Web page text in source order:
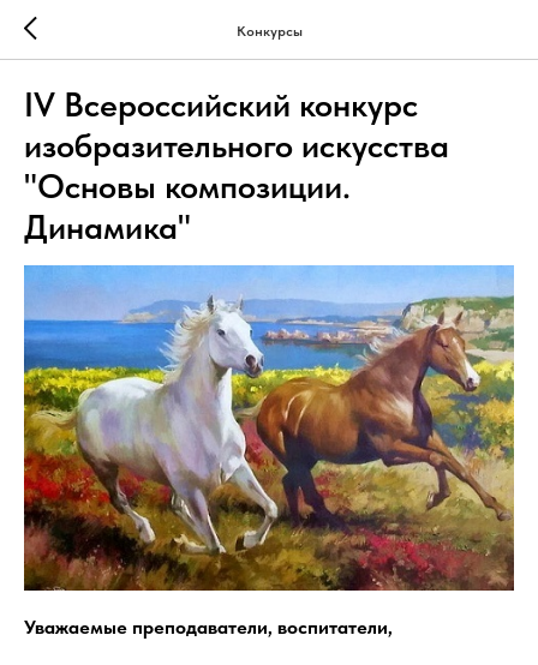
Конкурсы
IV Всероссийский конкурс
изобразительного искусства
"Основы композиции.
Динамика"
Уважаемые преподаватели, воспитатели,